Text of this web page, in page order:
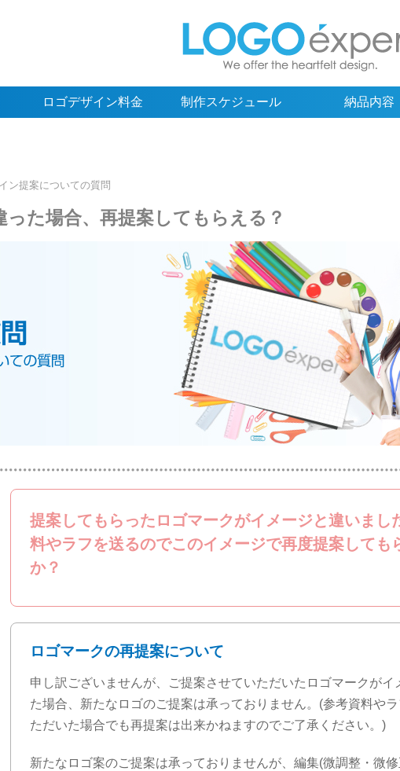
ロゴデザイン料金 制作スケジュール 納品内容
ン提案についての質問
た場合、再提案してもらえる？
提案してもらったロゴマークがイメージと違いまし
料やラフを送るのでこのイメージで再度提案しても
か？
ロゴマークの再提案について
申し訳ございませんが、ご提案させていただいたロゴマークがイ
た場合、新たなロゴのご提案は承っておりません。(参考資料や
ただいた場合でも再提案は出来かねますのでご了承ください。)
新たなロゴ案のご提案は承っておりませんが、編集(微調整・微